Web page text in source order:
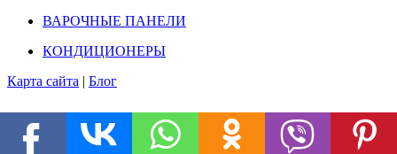
ВАРОЧНЫЕ ПАНЕЛИ
КОНДИЦИОНЕРЫ
Карта сайта | Блог